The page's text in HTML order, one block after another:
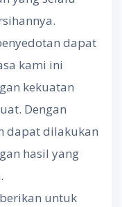
dapat
kami ini
kekuatan
Dengan
dapat dilakukan
hasil yang
untuk